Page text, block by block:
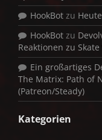
HookBot zu
HookBot zu
Reaktionen zu
Ein großartiges
The Matrix: Path of
(Patreon/Steady)
Kategorien